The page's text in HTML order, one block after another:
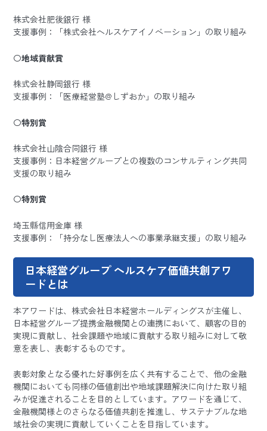
株式会社肥後銀行 様
支援事例：「株式会社ヘルスケアイノベーション」の取り組み
〇地域貢献賞
株式会社静岡銀行 様
支援事例：「医療経営塾@しずおか」の取り組み
〇特別賞
株式会社山陰合同銀行 様
支援事例：日本経営グループとの複数のコンサルティング共同
支援の取り組み
〇特別賞
埼玉縣信用金庫 様
支援事例：「持分なし医療法人への事業承継支援」の取り組み
日本経営グループ ヘルスケア価値共創アワ
ードとは
本アワードは、株式会社日本経営ホールディングスが主催し、
日本経営グループ提携金融機関との連携において、顧客の目的
実現に貢献し、社会課題や地域に貢献する取り組みに対して敬
意を表し、表彰するものです。
表彰対象となる優れた好事例を広く共有することで、他の金融
機関においても同様の価値創出や地域課題解決に向けた取り組
みが促進されることを目的としています。アワードを通じて、
金融機関様とのさらなる価値共創を推進し、サステナブルな地
域社会の実現に貢献していくことを目指しています。